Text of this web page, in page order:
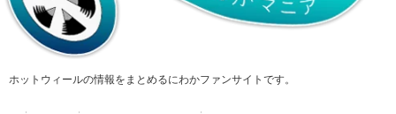
ホットウィールの情報をまとめるにわかファンサイトです。